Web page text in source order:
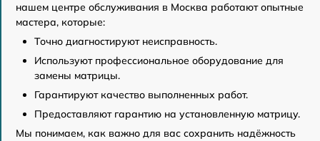
нашем центре обслуживания в Москва работают опытные
мастера, которые:
Точно диагностируют неисправность.
Используют профессиональное оборудование для
замены матрицы.
Гарантируют качество выполненных работ.
Предоставляют гарантию на установленную матрицу.
Мы понимаем, как важно для вас сохранить надёжность